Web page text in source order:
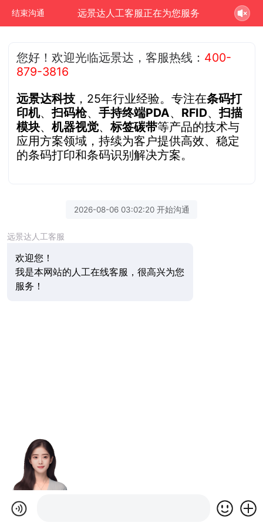
结束沟通 远景达人工客服正在为您服务
您好！欢迎光临远景达，客服热线： 400-
879-3816
远景达科技 ，25年行业经验。专注在条码打
印机、扫码枪、手持终端PDA、 RFID、扫描
模块、机器视觉、标签碳带等产品的技术与
应用方案领域，持续为客户提供高效、稳定
的条码打印和条码识别解决方案。
2026-08-06 03:02:20 开始沟通
远景达人工客服
欢迎您！
我是本网站的人工在线客服，很高兴为您
服务！